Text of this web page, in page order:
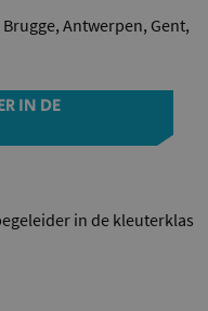
Antwerpen, Gent,
IN DE